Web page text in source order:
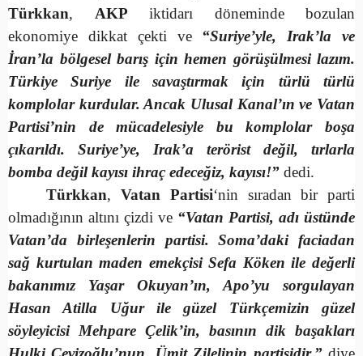
Türkkan, AKP iktidarı döneminde bozulan
ekonomiye dikkat çekti ve “Suriye’yle, Irak’la ve
İran’la bölgesel barış için hemen görüşülmesi lazım.
Türkiye Suriye ile savaştırmak için türlü türlü
komplolar kurdular. Ancak Ulusal Kanal’ın ve Vatan
Partisi’nin de mücadelesiyle bu komplolar boşa
çıkarıldı. Suriye’ye, Irak’a terörist değil, tırlarla
bomba değil kayısı ihraç edeceğiz, kayısı!” dedi.
Türkkan,Vatan Partisi‘nin sıradan bir parti
olmadığının altını çizdi ve “Vatan Partisi, adı üstünde
Vatan’da birleşenlerin partisi. Soma’daki faciadan
sağ kurtulan maden emekçisi Sefa Köken ile değerli
bakanımız Yaşar Okuyan’ın, Apo’yu sorgulayan
Hasan Atilla Uğur ile güzel Türkçemizin güzel
söyleyicisi Mehpare Çelik’in, basının dik başakları